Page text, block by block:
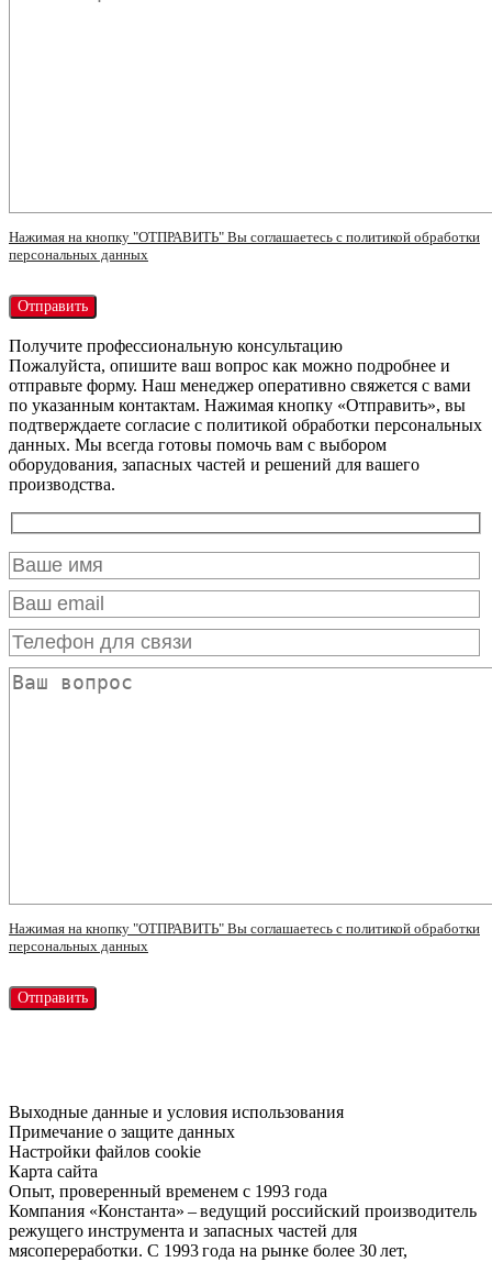
Нажимая на кнопку "ОТПРАВИТЬ" Вы соглашаетесь с политикой обработки
персональных данных
Получите профессиональную консультацию
Пожалуйста, опишите ваш вопрос как можно подробнее и
отправьте форму. Наш менеджер оперативно свяжется с вами
по указанным контактам. Нажимая кнопку «Отправить», вы
подтверждаете согласие с политикой обработки персональных
данных. Мы всегда готовы помочь вам с выбором
оборудования, запасных частей и решений для вашего
производства.
Нажимая на кнопку "ОТПРАВИТЬ" Вы соглашаетесь с политикой обработки
персональных данных
Выходные данные и условия использования
Примечание о защите данных
Настройки файлов cookie
Карта сайта
Опыт, проверенный временем с 1993 года
Компания «Константа» – ведущий российский производитель
режущего инструмента и запасных частей для
мясопереработки. С 1993 года на рынке более 30 лет,